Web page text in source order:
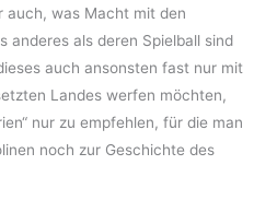
auch, was Macht mit den
anderes als deren Spielball sind
auch ansonsten fast nur mit
Landes werfen möchten,
nur zu empfehlen, für die man
noch zur Geschichte des